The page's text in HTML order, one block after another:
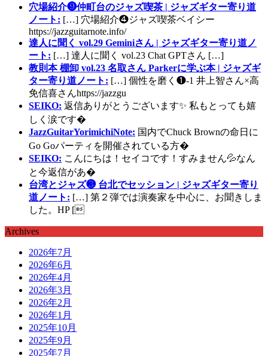
穴場紹介❾仲町台のジャズ喫茶 | ジャズギター寄り道
ノート: […] 穴場紹介❹ジャズ喫茶ベイシー
https://jazzguitarnote.info/
達人に聞く vol.29 Geminiさん | ジャズギター寄り道ノ
ート: […] 達人に聞く vol.23 Chat GPTさん […]
教則本 棚卸 vol.23 名取さん Parkerに学ぶ本 | ジャズギ
ター寄り道ノート: […] 個性を磨く❶-1 井上智さん×高
免信喜さんhttps://jazzgu
SEIKO: 返信ありがとうございます✨ 私もとっても嬉
しく涙です�
JazzGuitarYorimichiNote: 国内でChuck Brownの命日に
Go Goパーティを開催されている方�
SEIKO: こんにちは！セイコです！すみません💦なん
と今返信があ�
台湾とジャズ❸ 台北でセッション | ジャズギター寄り
道ノート: […] 第２弾では演奏家を中心に、お聞きしま
した。HP [
Archives
2026年7月
2026年6月
2026年4月
2026年3月
2026年2月
2026年1月
2025年10月
2025年9月
2025年7月